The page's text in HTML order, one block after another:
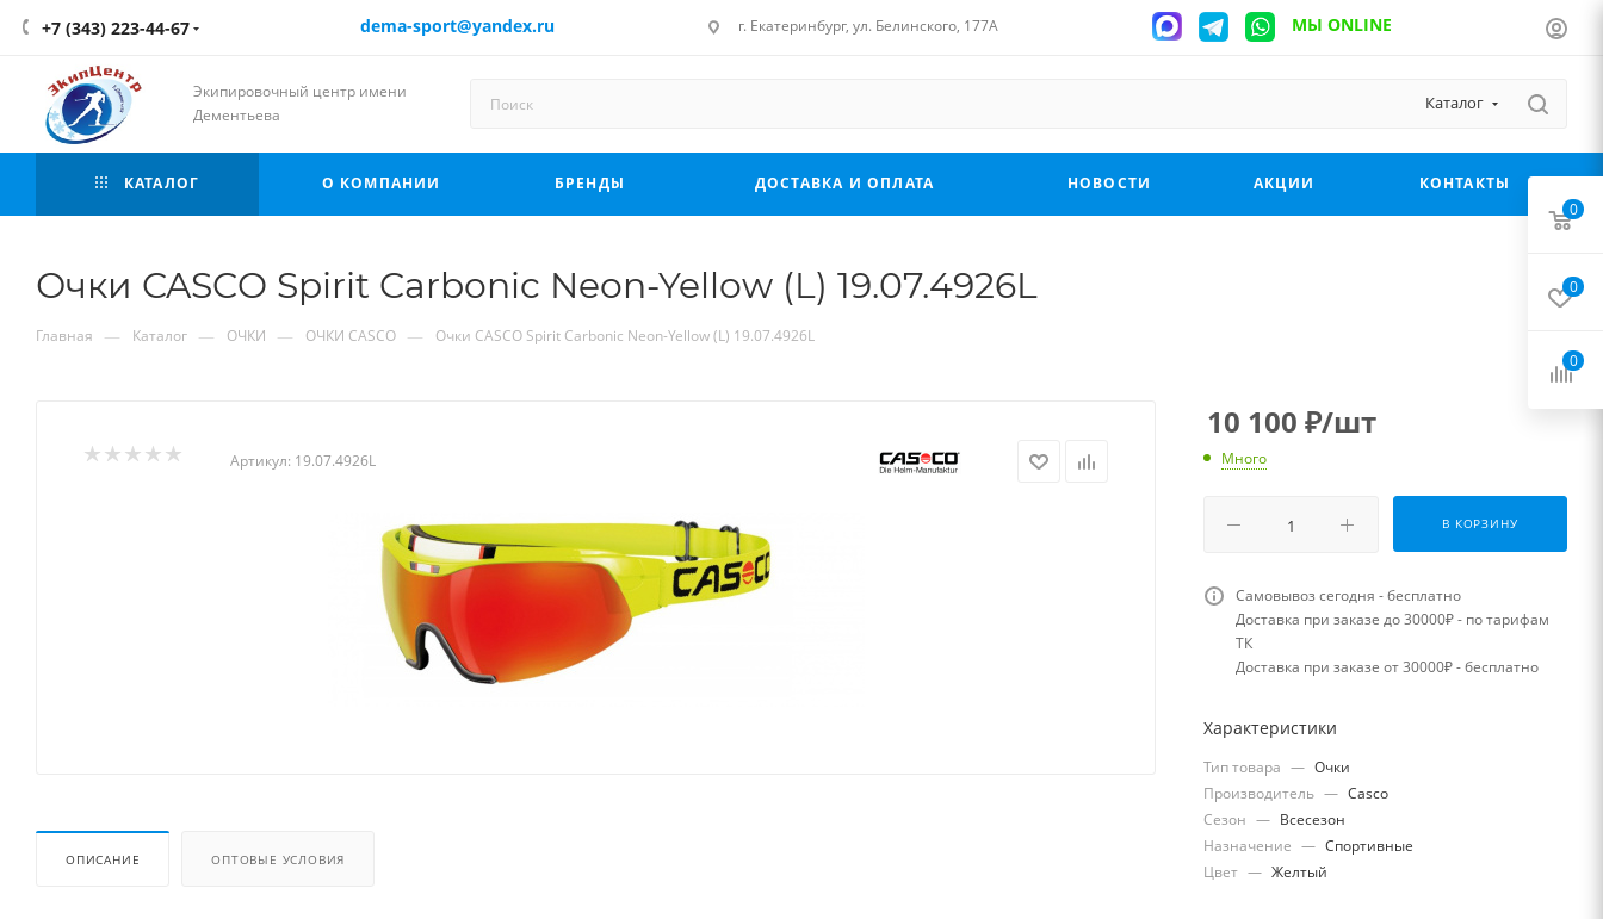
+7 (343) 223-44-67 dema-sport@yandex.ru г. Екатеринбург, ул. Белинского, 177А МЫ ONLINE
Экипировочный центр имени
Дементьева
Каталог
КАТАЛОГ О КОМПАНИИ БРЕНДЫ ДОСТАВКА И ОПЛАТА НОВОСТИ АКЦИИ КОНТАКТЫ
Очки CASCO Spirit Carbonic Neon-Yellow (L) 19.07.4926L
Главная — Каталог — ОЧКИ — ОЧКИ CASCO — Очки CASCO Spirit Carbonic Neon-Yellow (L) 19.07.4926L
Артикул: 19.07.4926L
ОПИСАНИЕ ОПТОВЫЕ УСЛОВИЯ
10 100 ₽/шт
Много
В КОРЗИНУ
Самовывоз сегодня - бесплатно
Доставка при заказе до 30000₽ - по тарифам
ТК
Доставка при заказе от 30000₽ - бесплатно
Характеристики
Тип товара — Очки
Производитель — Casco
Сезон — Всесезон
Назначение — Спортивные
Цвет — Желтый
0
0
0